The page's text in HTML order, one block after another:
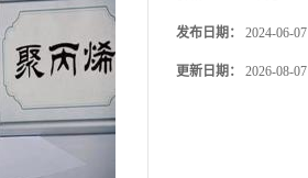
发布日期： 2024-06-07
更新日期： 2026-08-07